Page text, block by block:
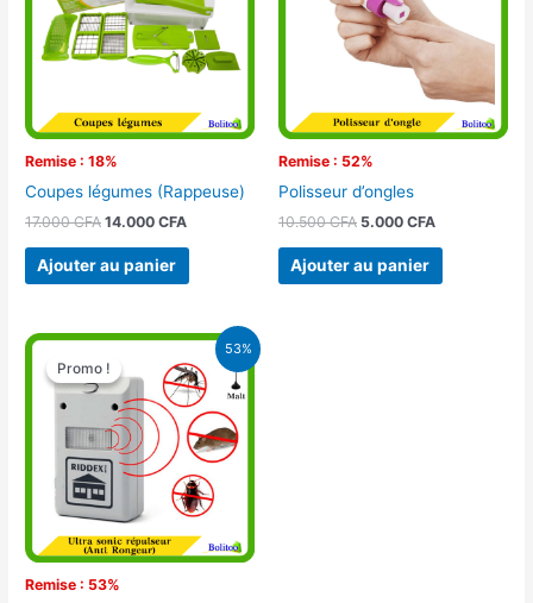
Remise : 18%
Coupes légumes (Rappeuse)
17.000CFA 14.000CFA
Ajouter au panier
Remise : 52%
Polisseur d’ongles
10.500CFA 5.000 CFA
Ajouter au panier
53%
Promo !
Remise : 53%
Promo !
Le
prix
initial
était :
15.000 CFA.
Le
prix
actuel
est :
7.000 CFA.